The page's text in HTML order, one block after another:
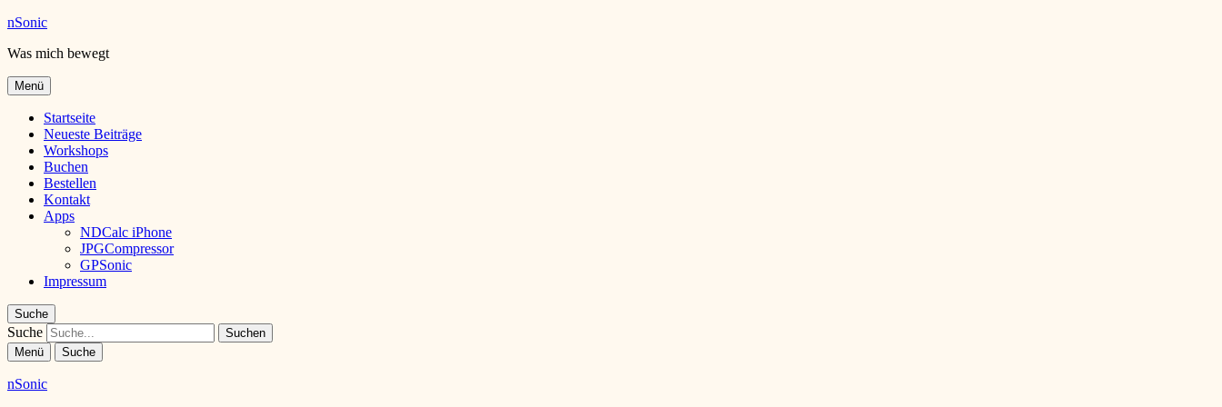
nSonic
Was mich bewegt
Menü
Startseite
Neueste Beiträge
Workshops
Buchen
Bestellen
Kontakt
Apps
NDCalc iPhone
JPGCompressor
GPSonic
Impressum
Suche
Suche
Menü Suche
nSonic